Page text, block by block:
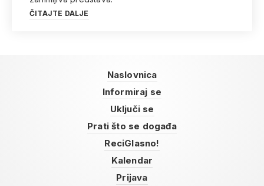
ČITAJTE DALJE
Naslovnica
Informiraj se
Uključi se
Prati što se događa
ReciGlasno!
Kalendar
Prijava